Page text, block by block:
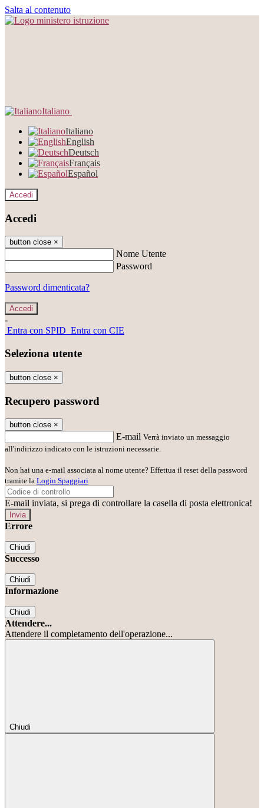
Salta al contenuto
Italiano
Italiano
English
Deutsch
Français
Español
Accedi
Accedi
button close ×
Nome Utente
Password
Password dimenticata?
-
Entra con SPID Entra con CIE
Seleziona utente
button close ×
Recupero password
button close ×
E-mail Verrà inviato un messaggio
all'indirizzo indicato con le istruzioni necessarie.
Non hai una e-mail associata al nome utente? Effettua il reset della password
tramite la Login Spaggiari
E-mail inviata, si prega di controllare la casella di posta elettronica!
Errore
Chiudi
Successo
Chiudi
Informazione
Chiudi
Attendere...
Attendere il completamento dell'operazione...
Chiudi